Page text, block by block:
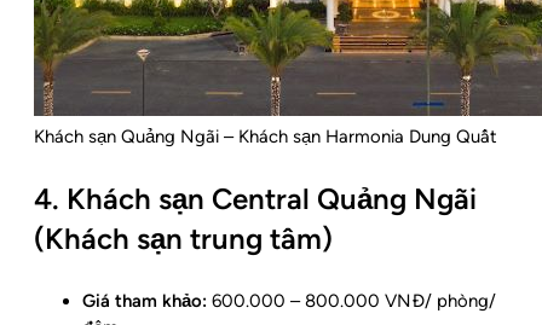
Khách sạn Quảng Ngãi – Khách sạn Harmonia Dung Quất
4. Khách sạn Central Quảng Ngãi
(Khách sạn trung tâm)
Giá tham khảo: 600.000 – 800.000 VNĐ/ phòng/